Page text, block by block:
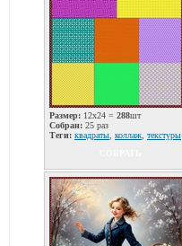
Размер: 12x24 = 288шт
Собран: 25 раз
Теги: квадраты коллаж текстуры